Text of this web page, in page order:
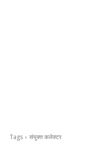
Tags संयुक्त कलेक्टर